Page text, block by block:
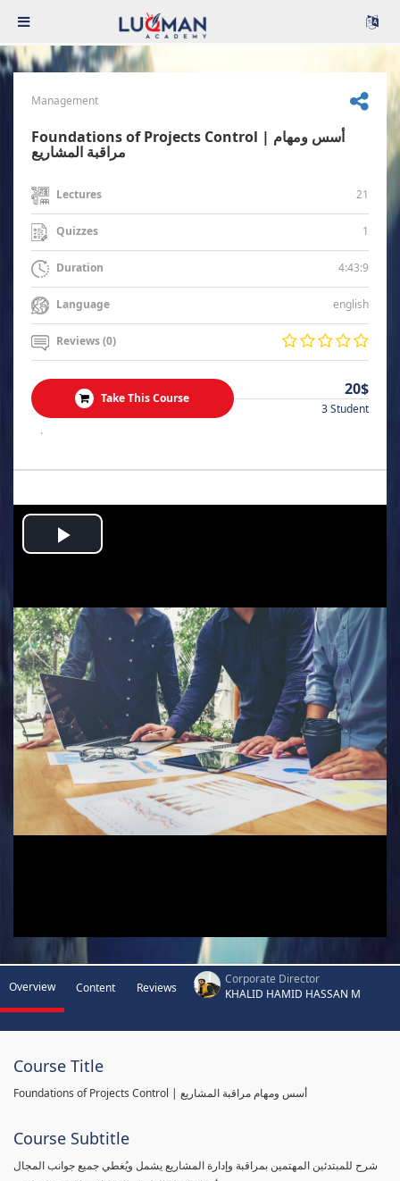
Management
Foundations of Projects Control | أسس ومهام
مراقبة المشاريع
Lectures 21
Quizzes 1
Duration 4:43:9
Language english
Reviews (0)
Take This Course 20$
3 Student
.
Play
Overview Content Reviews
Corporate Director
KHALID HAMID HASSAN M
Course Title
Foundations of Projects Control | أسس ومهام مراقبة المشاريع
Course Subtitle
شرح للمبتدئين المهتمين بمراقبة وإدارة المشاريع يشمل ويُغطي جميع جوانب المجال